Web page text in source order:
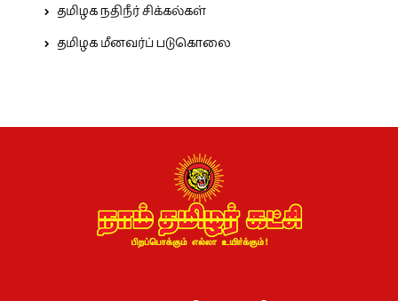
தமிழக நதிநீர் சிக்கல்கள்
தமிழக மீனவர்ப் படுகொலை